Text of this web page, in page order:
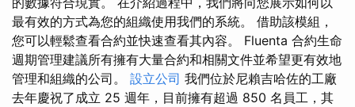
最有效的方式為您的組織使用我們的系統。 借助該模組，
您可以輕鬆查看合約並快速查看其內容。 Fluenta 合約生命
週期管理建議所有擁有大量合約和相關文件並希望更有效地
管理和組織的公司。 設立公司 我們位於尼賴吉哈佐的工廠
去年慶祝了成立 25 週年，目前擁有超過 850 名員工，其